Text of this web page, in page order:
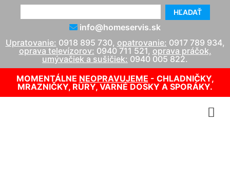
HĽADAŤ
info@homeservis.sk
Upratovanie: 0918 895 730, opatrovanie: 0917 789 934,
oprava televízorov: 0940 711 521, oprava práčok,
umývačiek a sušičiek: 0940 005 822.
MOMENTÁLNE NEOPRAVUJEME - CHLADNIČKY,
MRAZNIČKY, RÚRY, VARNÉ DOSKY A SPORÁKY.